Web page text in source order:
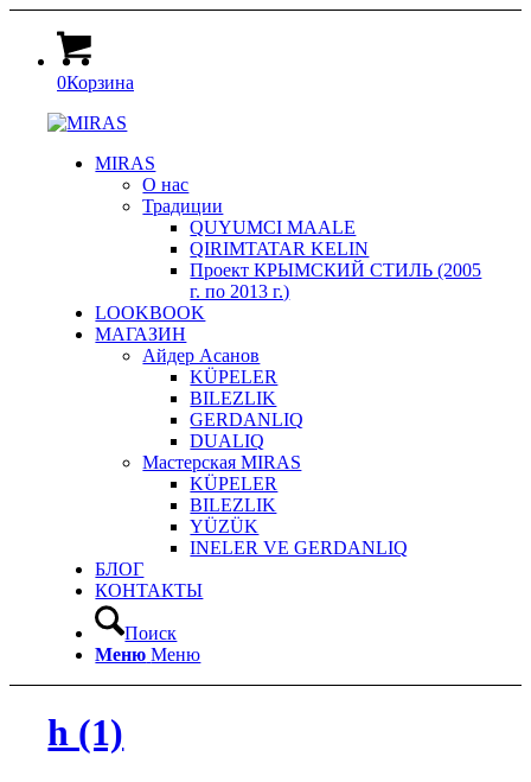
0Корзина
MIRAS
О нас
Традиции
QUYUMCI MAALE
QIRIMTATAR KELIN
Проект КРЫМСКИЙ СТИЛЬ (2005
г. по 2013 г.)
LOOKBOOK
МАГАЗИН
Айдер Асанов
KÜPELER
BILEZLIK
GERDANLIQ
DUALIQ
Мастерская MIRAS
KÜPELER
BILEZLIK
YÜZÜK
INELER VE GERDANLIQ
БЛОГ
КОНТАКТЫ
Поиск
Меню Меню
h (1)